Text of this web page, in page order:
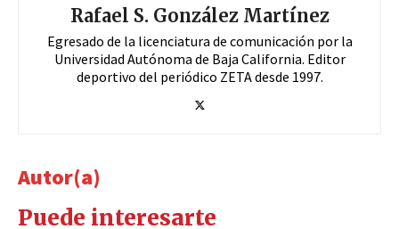
Rafael S. González Martínez
Egresado de la licenciatura de comunicación por la
Universidad Autónoma de Baja California. Editor
deportivo del periódico ZETA desde 1997.
Autor(a)
Puede interesarte